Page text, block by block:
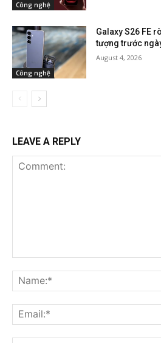
Công nghệ
Công nghệ
Galaxy S26 FE
tượng trước
August 4, 2026
LEAVE A REPLY